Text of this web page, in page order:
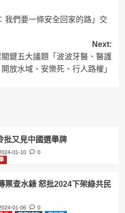
我們要一條安全回家的路」交
Next:
鍵五大議題「波波牙醫、醫護
放水域、安樂死、行人路權」
批又見中國選舉牌
01-10
0
票查水錶 怒批2024下架綠共民
01-06
0